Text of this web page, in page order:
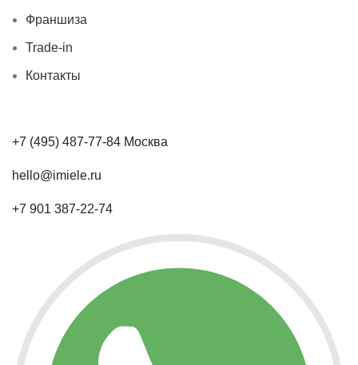
Франшиза
Trade-in
Контакты
+7 (495) 487-77-84 Москва
hello@imiele.ru
+7 901 387-22-74